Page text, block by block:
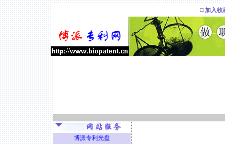
□加入收
博派专利光盘